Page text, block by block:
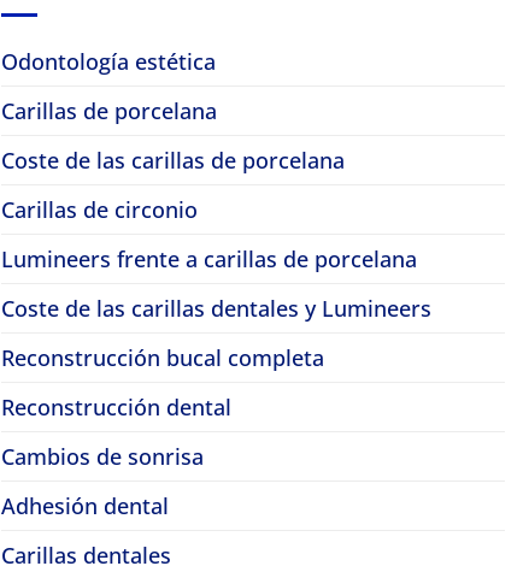
Odontología estética
Carillas de porcelana
Coste de las carillas de porcelana
Carillas de circonio
Lumineers frente a carillas de porcelana
Coste de las carillas dentales y Lumineers
Reconstrucción bucal completa
Reconstrucción dental
Cambios de sonrisa
Adhesión dental
Carillas dentales